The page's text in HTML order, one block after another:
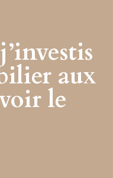
aux
le